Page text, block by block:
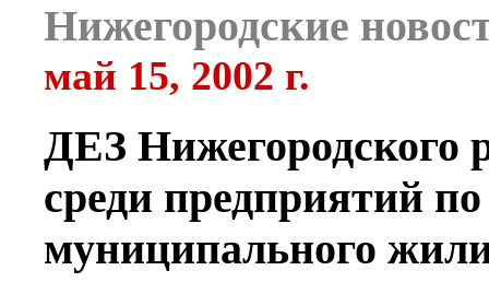
Нижегородские
май 15, 2002 г.
ДЕЗ Нижегородского
среди предприятий
муниципального